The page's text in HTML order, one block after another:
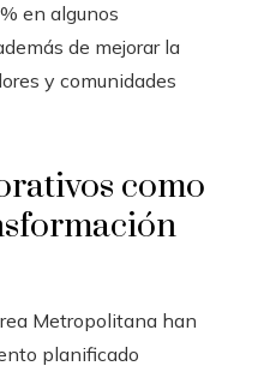
en algunos
de mejorar la
y comunidades
como
Metropolitana han
planificado